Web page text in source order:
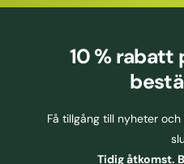
10 % rabatt
Få tillgång till nyheter
Tidig åtkomst.